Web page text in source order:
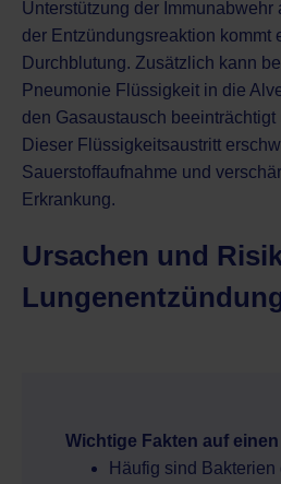
Unterstützung der Immunabwehr
der Entzündungsreaktion kommt
Durchblutung. Zusätzlich kann
Pneumonie Flüssigkeit in die
den Gasaustausch beeinträchtigt
Dieser Flüssigkeitsaustritt
Sauerstoffaufnahme und
Erkrankung.
Ursachen und
Wichtige Fakten auf
Häufig sind